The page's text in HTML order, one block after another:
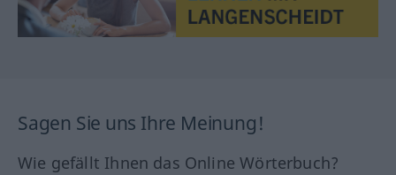
Sagen Sie uns Ihre Meinung!
Wie gefällt Ihnen das Online Wörterbuch?